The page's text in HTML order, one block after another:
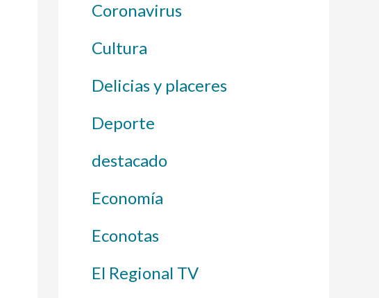
Coronavirus
Cultura
Delicias y placeres
Deporte
destacado
Economía
Econotas
El Regional TV